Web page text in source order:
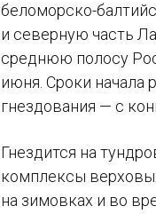
беломорско-
и северную часть
среднюю полосу
июня. Сроки начала
гнездования — с
Гнездится на
комплексы
на зимовках и во